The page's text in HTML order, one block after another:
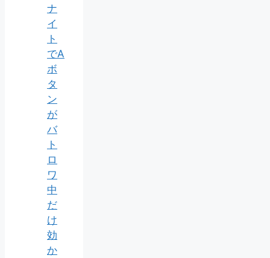
ナ
イ
ト
でA
ボ
タ
ン
が
バ
ト
ロ
ワ
中
だ
け
効
か